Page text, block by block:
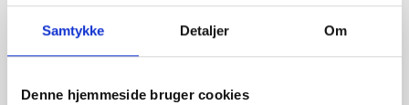
Samtykke Detaljer Om
Denne hjemmeside bruger cookies
Produktoplysninger